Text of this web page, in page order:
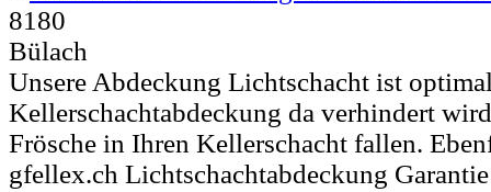
8180
Bülach
Unsere Abdeckung Lichtschacht ist
Kellerschachtabdeckung da verhindert
Frösche in Ihren Kellerschacht fallen.
gfellex.ch Lichtschachtabdeckung